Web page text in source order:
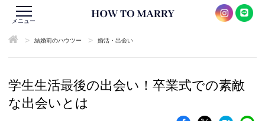
メニュー
> 結婚前のハウツー > 婚活・出会い
学生生活最後の出会い！卒業式での素敵
な出会いとは